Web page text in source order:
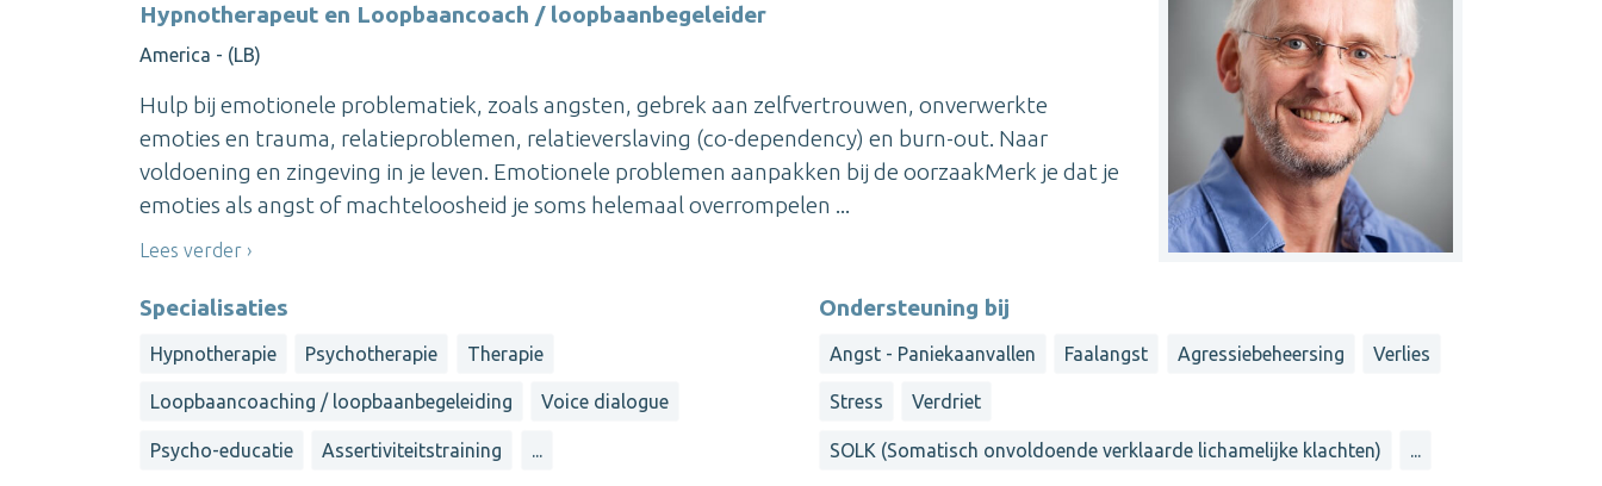
Hypnotherapeut en Loopbaancoach / loopbaanbegeleider
America - (LB)
Hulp bij emotionele problematiek, zoals angsten, gebrek aan zelfvertrouwen, onverwerkte
emoties en trauma, relatieproblemen, relatieverslaving (co-dependency) en burn-out. Naar
voldoening en zingeving in je leven. Emotionele problemen aanpakken bij de oorzaakMerk je dat je
emoties als angst of machteloosheid je soms helemaal overrompelen ...
Lees verder
Specialisaties
Hypnotherapie Psychotherapie Therapie
Loopbaancoaching / loopbaanbegeleiding Voice dialogue
Psycho-educatie Assertiviteitstraining ...
Ondersteuning bij
Angst - Paniekaanvallen Faalangst Agressiebeheersing Verlies
Stress Verdriet
SOLK (Somatisch onvoldoende verklaarde lichamelijke klachten) ...